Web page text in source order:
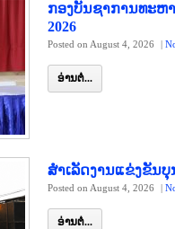
ກອງບັນຊາການທະ
2026
Posted on August 4, 2026 |
ອ່ານຕໍ່...
ສຳເລັດງານແຂ່ງຂັນບຸ
Posted on August 4, 2026 |
ອ່ານຕໍ່...